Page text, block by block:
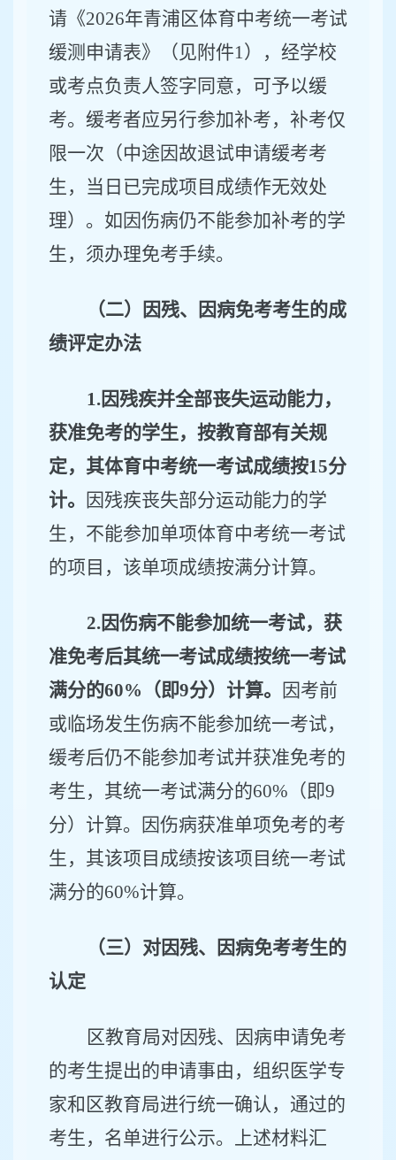
请《2026年青浦区体育中考统一考试
缓测申请表》（见附件1），经学校
或考点负责人签字同意，可予以缓
考。缓考者应另行参加补考，补考仅
限一次 （中途因故退试申请缓考考
生，当日已完成项目成绩作无效处
理） 。如因伤病仍不能参加补考的学
生，须办理免考手续。
（二）因残、因病免考考生的成
绩评定办法
1.因残疾并全部丧失运动能力，
获准免考的学生，按教育部有关规
定，其体育中考统一考试成绩按15分
计。
因残疾丧失部分运动能力的学
生，不能参加单项体育中考统一考试
的项目，该单项成绩按满分计算。
2.因伤病不能参加统一考试，获
准免考后其统一考试成绩按统一考试
满分的60%（即9分）计算。
因考前
或临场发生伤病不能参加统一考试，
缓考后仍不能参加考试并获准免考的
考生，其统一考试满分的60% （即9
分）计算。因伤病获准单项免考的考
生，其该项目成绩按该项目统一考试
满分的60%计算。
（三）对因残、因病免考考生的
认定
区教育局对因残、因病申请免考
的考生提出的申请事由，组织医学专
家和区教育局进行统一确认，通过的
考生，名单进行公示。上述材料汇